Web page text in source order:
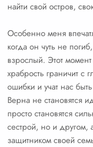
найти свой остров,
Особенно меня
когда он чуть не
взрослый. Этот
храбрость граничит с
ошибки и учат нас
Верна не становятся
просто становятся
сестрой, но и
защитником своей